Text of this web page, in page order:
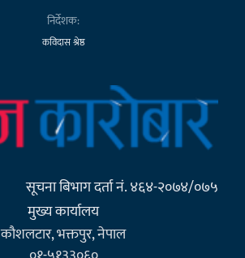
निर्देशक:
कविदास श्रेष्ठ
सूचना बिभाग दर्ता नं. ४६४-२०७४/०७५
मुख्य कार्यालय
कौशलटार, भक्तपुर, नेपाल